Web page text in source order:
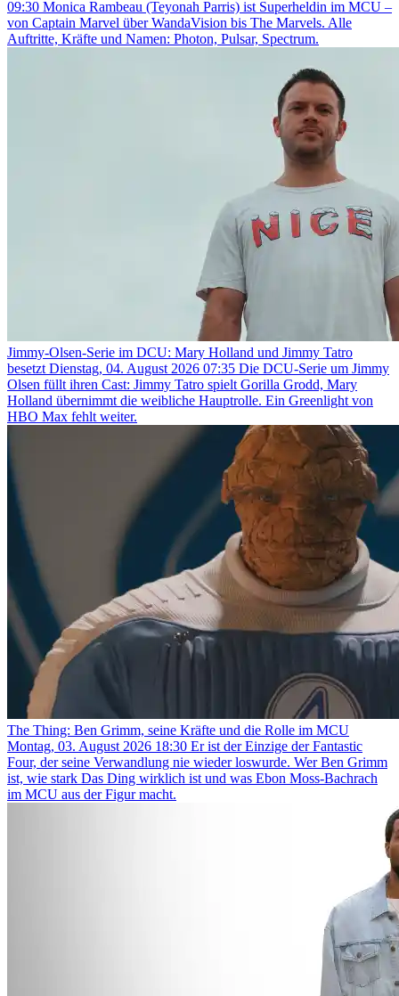
09:30 Monica Rambeau (Teyonah Parris) ist Superheldin im MCU –
von Captain Marvel über WandaVision bis The Marvels. Alle
Auftritte, Kräfte und Namen: Photon, Pulsar, Spectrum.
Jimmy-Olsen-Serie im DCU: Mary Holland und Jimmy Tatro
besetzt Dienstag, 04. August 2026 07:35 Die DCU-Serie um Jimmy
Olsen füllt ihren Cast: Jimmy Tatro spielt Gorilla Grodd, Mary
Holland übernimmt die weibliche Hauptrolle. Ein Greenlight von
HBO Max fehlt weiter.
The Thing: Ben Grimm, seine Kräfte und die Rolle im MCU
Montag, 03. August 2026 18:30 Er ist der Einzige der Fantastic
Four, der seine Verwandlung nie wieder loswurde. Wer Ben Grimm
ist, wie stark Das Ding wirklich ist und was Ebon Moss-Bachrach
im MCU aus der Figur macht.